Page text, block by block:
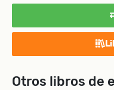
Otros libros de